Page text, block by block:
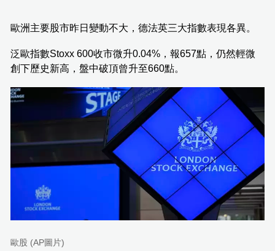
歐洲主要股市昨日變動不大，德法英三大指數表現各異。
泛歐指數Stoxx 600收市微升0.04%，報657點，仍然輕微
創下歷史新高，盤中破頂曾升至660點。
歐股 (AP圖片)